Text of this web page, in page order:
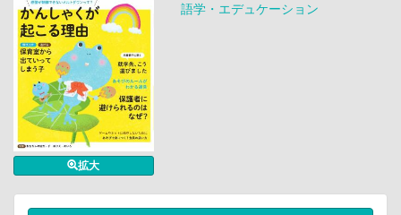
拡大
語学・エデュケーション